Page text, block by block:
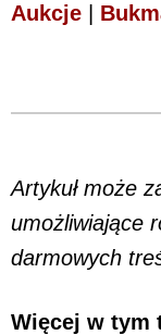
Aukcje
Artykuł może
umożliwiające
darmowych
Więcej w tym